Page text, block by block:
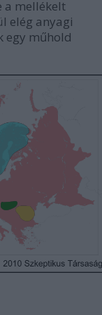
a mellékelt
elég anyagi
egy műhold